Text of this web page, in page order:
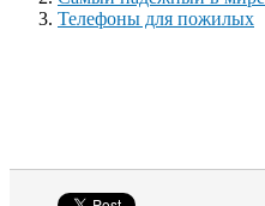
Телефоны для пожилых